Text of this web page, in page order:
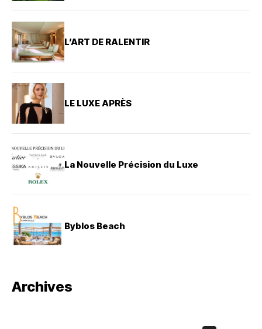
L’ART DE RALENTIR
LE LUXE APRÈS
La Nouvelle Précision du Luxe
Byblos Beach
Archives